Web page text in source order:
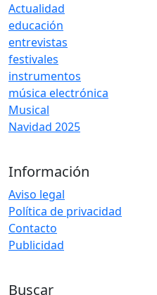
Actualidad
educación
entrevistas
festivales
instrumentos
música electrónica
Musical
Navidad 2025
Información
Aviso legal
Política de privacidad
Contacto
Publicidad
Buscar